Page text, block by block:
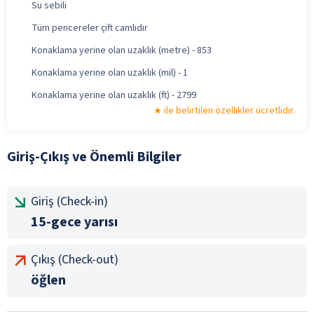
Su sebili
Tüm pencereler çift camlıdır
Konaklama yerine olan uzaklık (metre) - 853
Konaklama yerine olan uzaklık (mil) - 1
Konaklama yerine olan uzaklık (ft) - 2799
ile belirtilen özellikler ücretlidir.
Giriş-Çıkış ve Önemli Bilgiler
Giriş (Check-in)
15-gece yarısı
Çıkış (Check-out)
öğlen